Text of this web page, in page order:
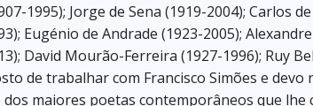
1995); Jorge de Sena (1919-2004); Carlos
Eugénio de Andrade (1923-2005);
David Mourão-Ferreira (1927-1996); Ruy
de trabalhar com Francisco Simões e
dos maiores poetas contemporâneos que lhe